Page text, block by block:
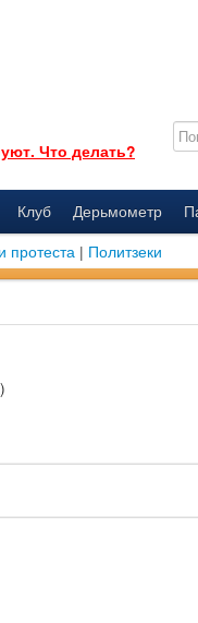
Что делать?
Клуб Дерьмометр
протеста | Политзеки